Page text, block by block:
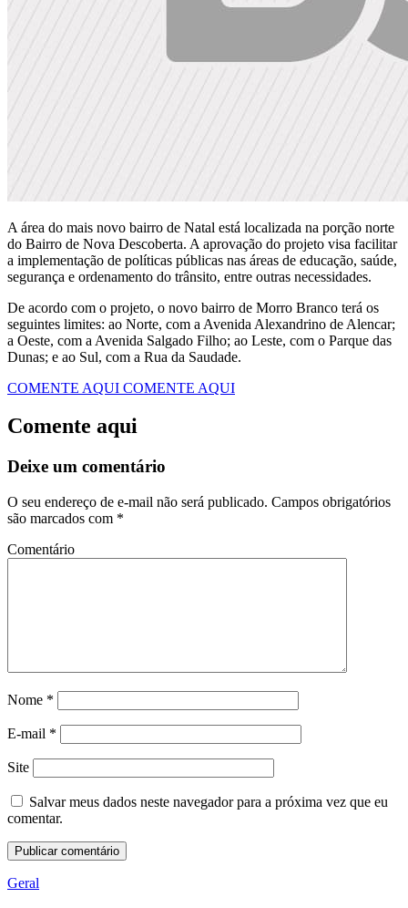
A área do mais novo bairro de Natal está localizada na porção norte
do Bairro de Nova Descoberta. A aprovação do projeto visa facilitar
a implementação de políticas públicas nas áreas de educação, saúde,
segurança e ordenamento do trânsito, entre outras necessidades.
De acordo com o projeto, o novo bairro de Morro Branco terá os
seguintes limites: ao Norte, com a Avenida Alexandrino de Alencar;
a Oeste, com a Avenida Salgado Filho; ao Leste, com o Parque das
Dunas; e ao Sul, com a Rua da Saudade.
COMENTE AQUI COMENTE AQUI
Comente aqui
Deixe um comentário
O seu endereço de e-mail não será publicado. Campos obrigatórios
são marcados com *
Comentário
Nome *
E-mail *
Site
Salvar meus dados neste navegador para a próxima vez que eu
comentar.
Geral